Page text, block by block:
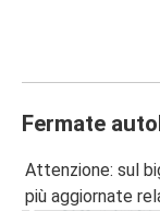
Fermate
Attenzione: sul
più aggiornate